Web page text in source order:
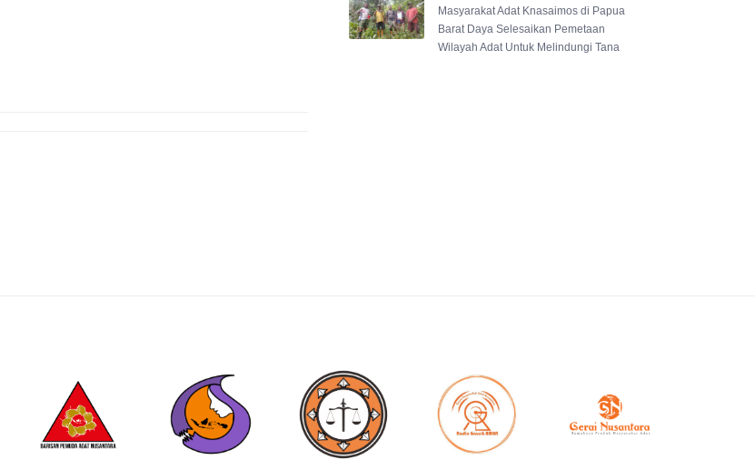
Masyarakat Adat Knasaimos di Papua
Barat Daya Selesaikan Pemetaan
Wilayah Adat Untuk Melindungi Tana